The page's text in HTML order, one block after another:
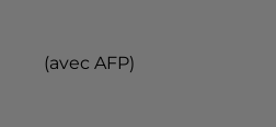
(avec AFP)